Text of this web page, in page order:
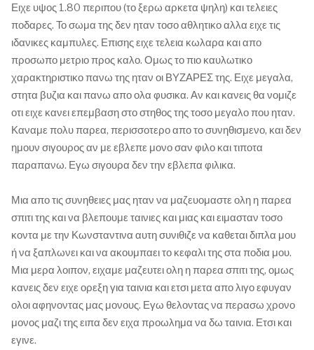
Ειχε υψος 1.80 περιπου (το ξερω αρκετα ψηλη) και τελειες
ποδαρες. Το σωμα της δεν ηταν τοσο αθλητικο αλλα ειχε τις
ιδανικες καμπυλες. Επισης ειχε τελεια κωλαρα και απο
προσωπο μετριο προς καλο. Ομως το πιο καυλωτικο
χαρακτηριστικο πανω της ηταν οι ΒΥΖΑΡΕΣ της. Ειχε μεγαλα,
στητα βυζια και πανω απο ολα φυσικα. Αν και κανεις θα νομιζε
οτι ειχε κανει επεμβαση στο στηθος της τοσο μεγαλο που ηταν.
Καναμε πολυ παρεα, περισσοτερο απο το συνηθισμενο, και δεν
ημουν σιγουρος αν με εβλεπε μονο σαν φιλο και τιποτα
παραπανω. Εγω σιγουρα δεν την εβλεπα φιλικα.
Μια απο τις συνηθειες μας ηταν να μαζευομαστε ολη η παρεα
σπιτι της και να βλεπουμε ταινιες και μιας και ειμασταν τοσο
κοντα με την Κωνσταντινα αυτη συνιθιζε να καθεται διπλα μου
ή να ξαπλωνει και να ακουμπαει το κεφαλι της στα ποδια μου.
Μια μερα λοιπον, ειχαμε μαζευτει ολη η παρεα σπιτι της, ομως
κανεις δεν ειχε ορεξη για ταινια και ετσι μετα απο λιγο εφυγαν
ολοι αφηνοντας μας μονους. Εγω θελοντας να περασω χρονο
μονος μαζι της ειπα δεν ειχα προωλημα να δω ταινια. Ετσι και
εγινε.